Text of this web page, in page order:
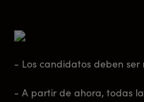
- Los candidatos deben ser
- A partir de ahora, todas